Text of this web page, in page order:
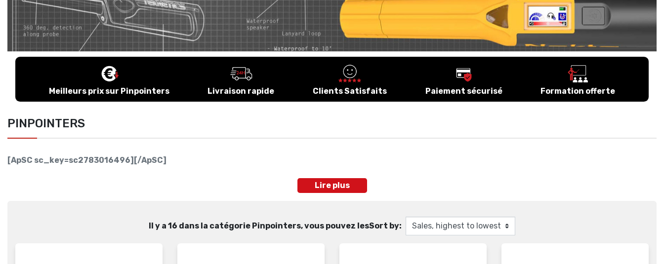
Accessoires LEFOUILLEUR
Accessoires À Moins De -50€
Accessoires À Moins De -100€
Pack Extracteur DUO
En INOX
1483,13 MAD
416,13 MAD
Nettoyage Trouvailles & Divers
Cannes & Protections Boitier
Aimants
Orpaillage
Casques
Les Meilleurs Outils Pour Creuser
Bien Nettoyer Et Proteger Vos Trouvailles
Les Casques Pour Détecteurs
Radars De Sol Et Détecteurs Grande
Profondeur
Les Meilleurs Détecteurs De Plage Et De
Tests D'accessoires
Tous Les Articles Du Magazine
Conseils, Réglages Et Tutos Video
Meilleurs prix sur Pinpointers Livraison rapide Clients Satisfaits Paiement sécurisé Formation offerte
PINPOINTERS
[ApSC sc_key=sc2783016496][/ApSC]
Lire plus
Il y a 16 dans la catégorie Pinpointers, vous pouvez lesSort by: